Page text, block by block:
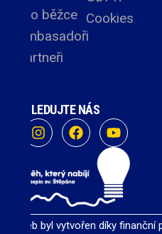
Pro běžce
Ambasadoři
Partneři
Cookies
SLEDUJTE NÁS
Web byl vytvořen díky finanční